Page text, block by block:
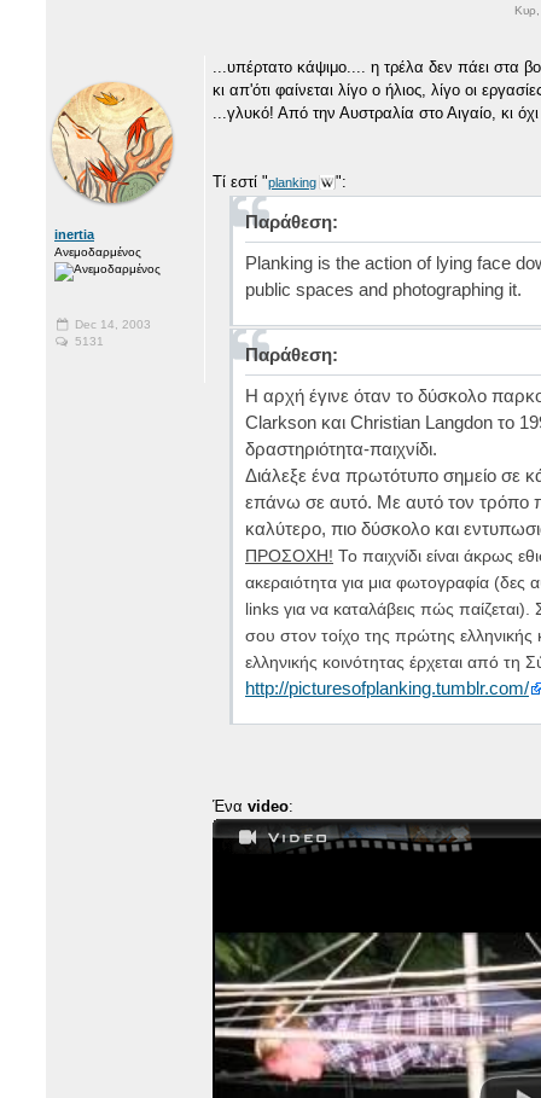
inertia
Ανεμοδαρμένος
Dec 14, 2003
5131
...υπέρτατο κάψιμο.... η τρέλα δεν πάει στα
κι απ'ότι φαίνεται λίγο ο ήλιος, λίγο οι
...γλυκό! Από την Αυστραλία στο Αιγαίο, κι
Τί εστί "planking ":
Παράθεση:
Planking is the action of lying face
public spaces and photographing it.
Παράθεση:
Η αρχή έγινε όταν το δύσκολο
Clarkson και Christian Langdon το
δραστηριότητα-παιχνίδι.
Διάλεξε ένα πρωτότυπο σημείο σε
επάνω σε αυτό. Με αυτό τον τρόπο
καλύτερο, πιο δύσκολο και
ΠΡΟΣΟΧΗ! Το παιχνίδι είναι άκρως
ακεραιότητα για μια φωτογραφία
links για να καταλάβεις πώς
σου στον τοίχο της πρώτης
ελληνικής κοινότητας έρχεται από τη
http://picturesofplanking.tumblr.com/
Ένα video: